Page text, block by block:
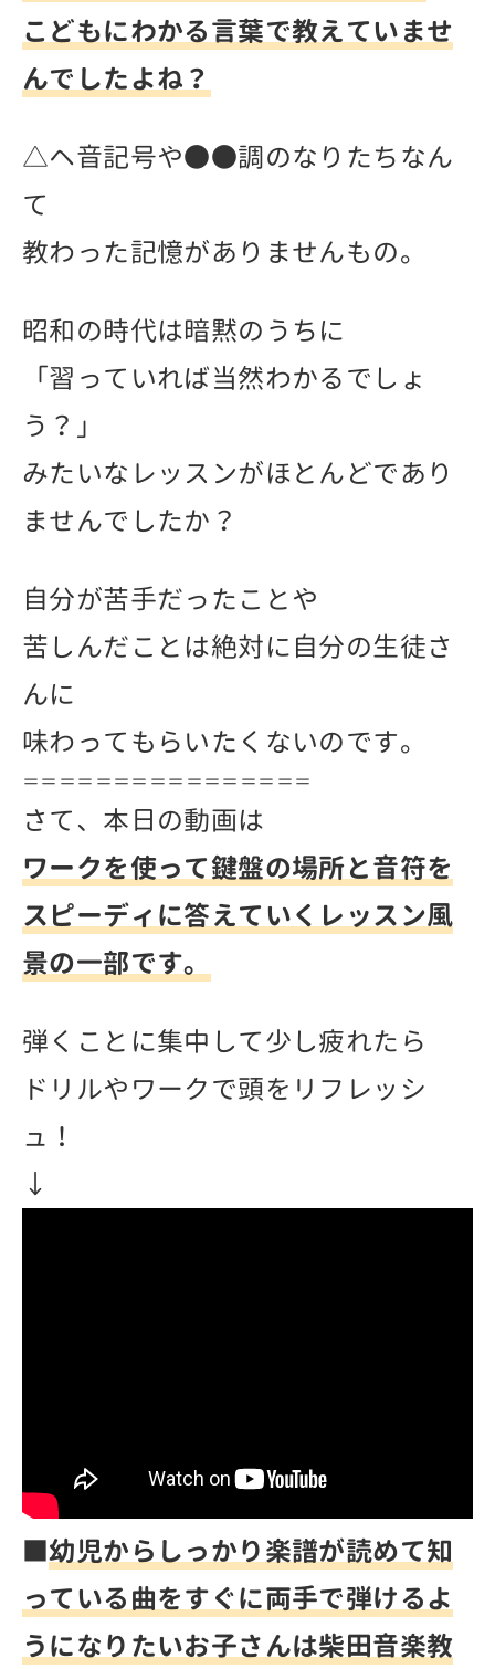
こどもにわかる言葉で教えていませ
んでしたよね？
△ヘ音記号や●●調のなりたちなん
て
教わった記憶がありませんもの。
昭和の時代は暗黙のうちに
「習っていれば当然わかるでしょ
う？」
みたいなレッスンがほとんどであり
ませんでしたか？
自分が苦手だったことや
苦しんだことは絶対に自分の生徒さ
んに
味わってもらいたくないのです。
＝＝＝＝＝＝＝＝＝＝＝＝＝＝＝＝
さて、本日の動画は
ワークを使って鍵盤の場所と音符を
スピーディに答えていくレッスン風
景の一部です。
弾くことに集中して少し疲れたら
ドリルやワークで頭をリフレッシ
ュ！
↓
■幼児からしっかり楽譜が読めて知
っている曲をすぐに両手で弾けるよ
うになりたいお子さんは柴田音楽教